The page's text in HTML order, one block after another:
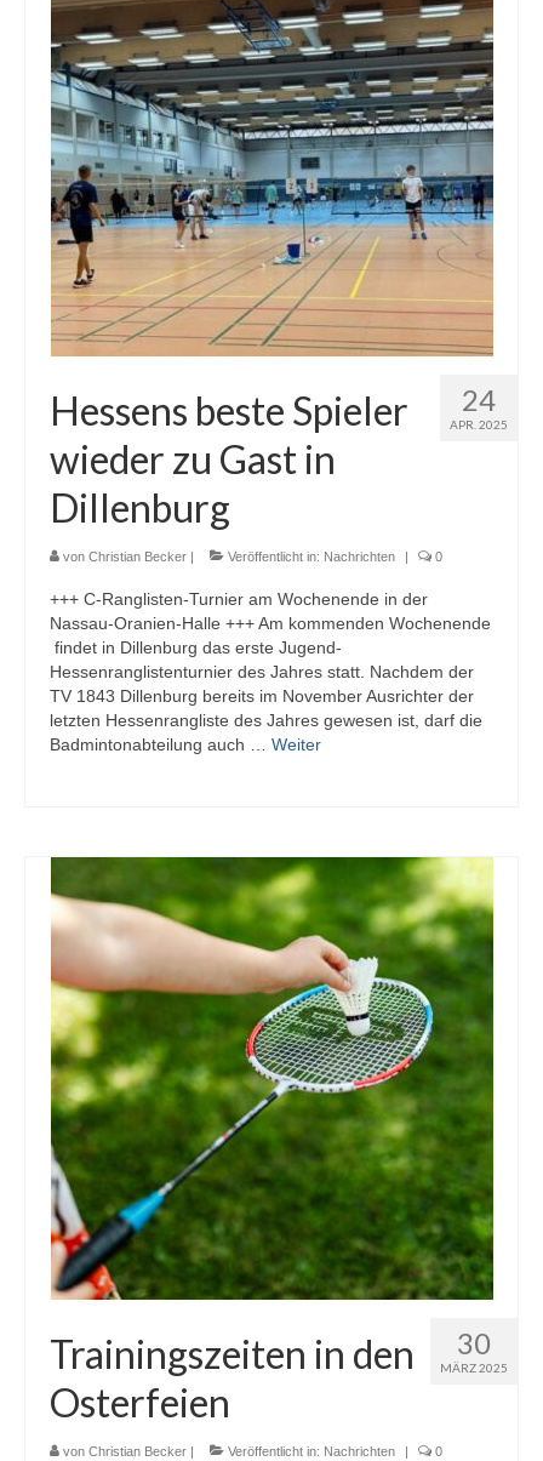
24
APR. 2025
Hessens beste Spieler
wieder zu Gast in
Dillenburg
von Christian Becker | Veröffentlicht in: Nachrichten | 0
+++ C-Ranglisten-Turnier am Wochenende in der
Nassau-Oranien-Halle +++ Am kommenden Wochenende
findet in Dillenburg das erste Jugend-
Hessenranglistenturnier des Jahres statt. Nachdem der
TV 1843 Dillenburg bereits im November Ausrichter der
letzten Hessenrangliste des Jahres gewesen ist, darf die
Badmintonabteilung auch … Weiter
30
MÄRZ 2025
Trainingszeiten in den
Osterfeien
von Christian Becker | Veröffentlicht in: Nachrichten | 0